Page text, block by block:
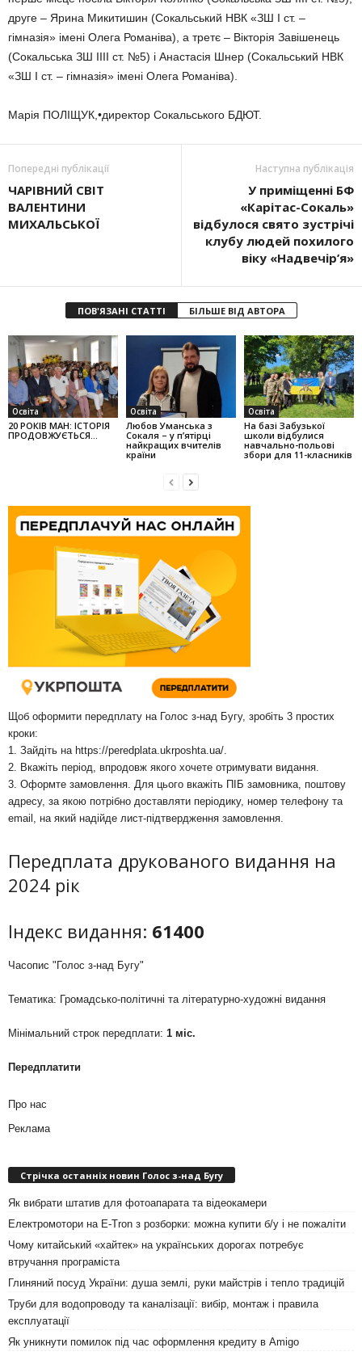
друге – Ярина Микитишин (Сокальський НВК «ЗШ І ст. –
гімназія» імені Олега Романіва), а третє – Вікторія Завішенець
(Сокальська ЗШ ІІІІ ст. №5) і Анастасія Шнер (Сокальський НВК
«ЗШ І ст. – гімназія» імені Олега Романіва).
Марія ПОЛІЩУК,•директор Сокальського БДЮТ.
Попередні публікації
ЧАРІВНИЙ СВІТ
ВАЛЕНТИНИ
МИХАЛЬСЬКОЇ
Наступна публікація
У приміщенні БФ
«Карітас-Сокаль»
відбулося свято зустрічі
клубу людей похилого
віку «Надвечір’я»
ПОВ'ЯЗАНІ СТАТТІ БІЛЬШЕ ВІД АВТОРА
Освіта
20 РОКІВ МАН: ІСТОРІЯ
ПРОДОВЖУЄТЬСЯ…
Освіта
Любов Уман­ська з
Сокаля – у п’ятірці
найкращих вчителів
країни
Освіта
На базі Забузької
школи відбулися
навчально-польові
збори для 11-класників
Щоб оформити передплату на Голос з-над Бугу, зробіть 3 простих
кроки:
1. Зайдіть на https://peredplata.ukrposhta.ua/
2. Вкажіть період, впродовж якого хочете отримувати видання.
3. Оформте замовлення. Для цього вкажіть ПІБ замовника, поштову
адресу, за якою потрібно доставляти періодику, номер телефону та
email, на який надійде лист-підтвердження замовлення.
Передплата друкованого видання на
2024 рік
Індекс видання: 61400
Часопис "Голос з-над Бугу"
Тематика: Громадсько-політичні та літературно-художні видання
Мінімальний строк передплати: 1 міс.
Передплатити
Про нас
Реклама
Стрічка останніх новин Голос з-над Бугу
Як вибрати штатив для фотоапарата та відеокамери
Електромотори на E-Tron з розборки: можна купити б/у і не пожаліти
Чому китайський «хайтек» на українських дорогах потребує
втручання програміста
Глиняний посуд України: душа землі, руки майстрів і тепло традицій
Труби для водопроводу та каналізації: вибір, монтаж і правила
експлуатації
Як уникнути помилок під час оформлення кредиту в Amigo